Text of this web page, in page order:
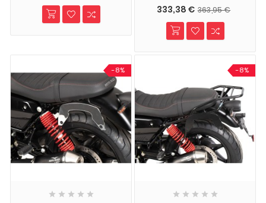
333,38 € 363,95 €
-8%
    
-8%
    